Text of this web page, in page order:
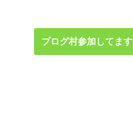
ブログ村参加してます